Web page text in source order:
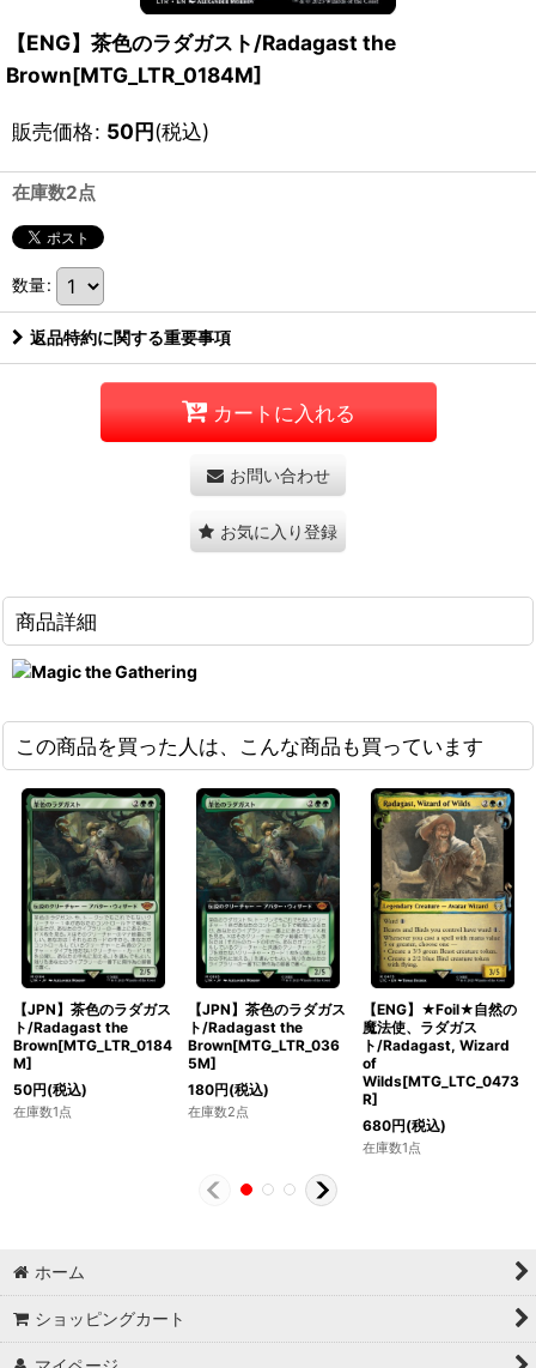
【ENG】茶色のラダガスト/Radagast the
Brown[MTG_LTR_0184M]
販売価格: 50円(税込)
在庫数2点
数量:
返品特約に関する重要事項
カートに入れる
お問い合わせ
お気に入り登録
商品詳細
この商品を買った人は、こんな商品も買っています
【JPN】茶色のラダガス
ト/Radagast the
Brown[MTG_LTR_0184
M]
50円(税込)
在庫数1点
【JPN】茶色のラダガス
ト/Radagast the
Brown[MTG_LTR_036
5M]
180円(税込)
在庫数2点
【ENG】★Foil★自然の
魔法使、ラダガス
ト/Radagast, Wizard
of
Wilds[MTG_LTC_0473
R]
680円(税込)
在庫数1点
ホーム
ショッピングカート